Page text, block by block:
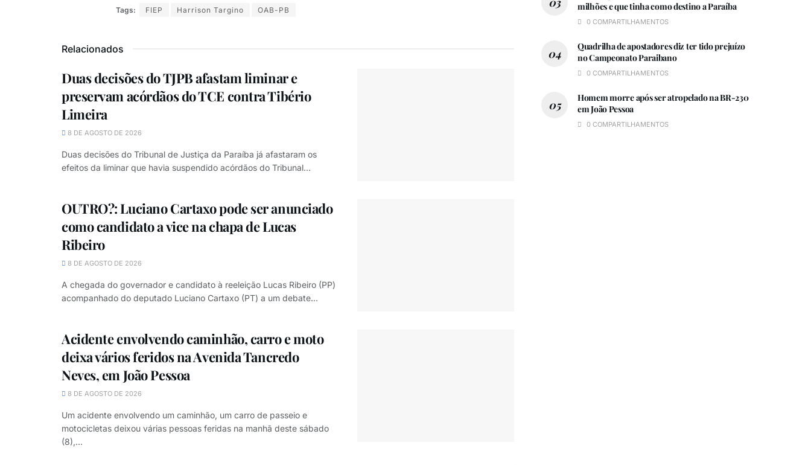
Tags: FIEP Harrison Targino OAB-PB
Relacionados
Duas decisões do TJPB afastam liminar e
preservam acórdãos do TCE contra Tibério
Limeira
8 DE AGOSTO DE 2026
Duas decisões do Tribunal de Justiça da Paraíba já afastaram os
efeitos da liminar que havia suspendido acórdãos do Tribunal...
OUTRO?: Luciano Cartaxo pode ser anunciado
como candidato a vice na chapa de Lucas
Ribeiro
8 DE AGOSTO DE 2026
A chegada do governador e candidato à reeleição Lucas Ribeiro (PP)
acompanhado do deputado Luciano Cartaxo (PT) a um debate...
Acidente envolvendo caminhão, carro e moto
deixa vários feridos na Avenida Tancredo
Neves, em João Pessoa
8 DE AGOSTO DE 2026
Um acidente envolvendo um caminhão, um carro de passeio e
motocicletas deixou várias pessoas feridas na manhã deste sábado
(8),...
milhões e que tinha como destino a Paraíba
0 COMPARTILHAMENTOS
Quadrilha de apostadores diz ter tido prejuízo
no Campeonato Paraibano
0 COMPARTILHAMENTOS
Homem morre após ser atropelado na BR-230
em João Pessoa
0 COMPARTILHAMENTOS